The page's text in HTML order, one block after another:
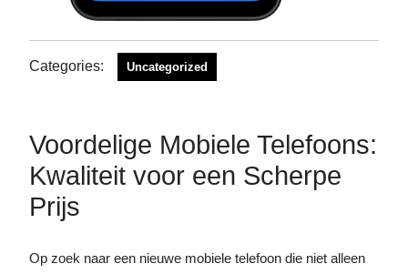
Categories: Uncategorized
Voordelige Mobiele Telefoons:
Kwaliteit voor een Scherpe
Prijs
Op zoek naar een nieuwe mobiele telefoon die niet alleen